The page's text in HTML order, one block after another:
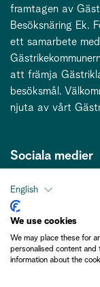
framtagen av
Besöksnäring Ek.
ett samarbete med
att främja
besöksmål.
njuta av vårt
Sociala medier
Kontakt
English
We use cookies
We may place these for
personalised content and
information about the